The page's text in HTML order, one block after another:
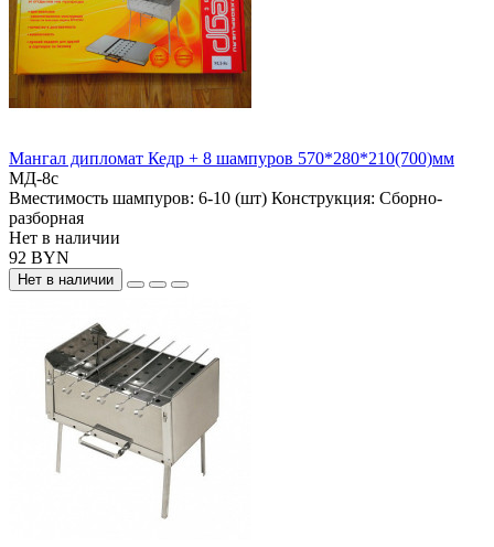
Мангал дипломат Кедр + 8 шампуров 570*280*210(700)мм
МД-8с
Вместимость шампуров: 6-10 (шт) Конструкция: Сборно-
разборная
Нет в наличии
92 BYN
Нет в наличии